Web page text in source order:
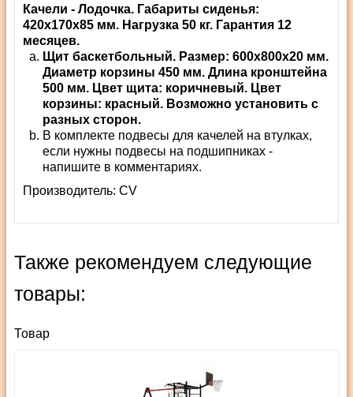
Качели - Лодочка. Габариты сиденья:
420х170х85 мм. Нагрузка 50 кг. Гарантия 12
месяцев.
Щит баскетбольный. Размер: 600х800х20 мм.
Диаметр корзины 450 мм. Длина кронштейна
500 мм. Цвет щита: коричневый. Цвет
корзины: красный. Возможно установить с
разных сторон.
В комплекте подвесы для качелей на втулках,
если нужны подвесы на подшипниках -
напишите в комментариях.
Производитель: СV
Также рекомендуем следующие
товары:
Товар